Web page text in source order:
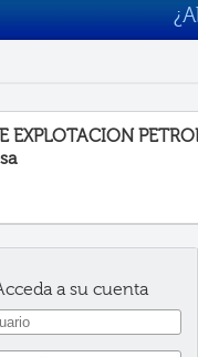
EXPLOTACION
a su cuenta